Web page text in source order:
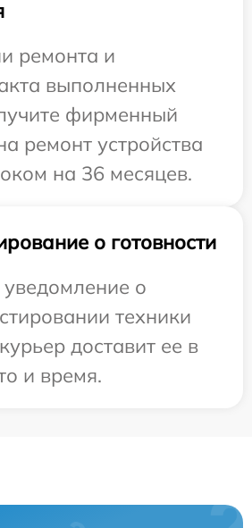
ремонта и
выполненных
фирменный
ремонт устройства
на 36 месяцев.
о готовности
о
техники
доставит ее в
и время.